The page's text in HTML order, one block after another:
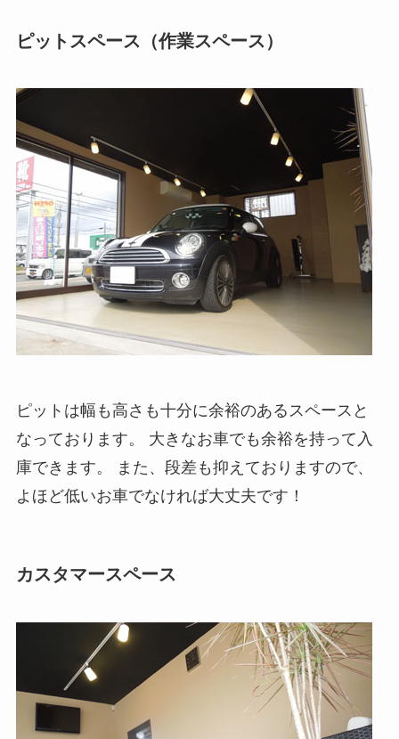
ピットスペース（作業スペース）
ピットは幅も高さも十分に余裕のあるスペースと
なっております。 大きなお車でも余裕を持って入
庫できます。 また、段差も抑えておりますので、
よほど低いお車でなければ大丈夫です！
カスタマースペース